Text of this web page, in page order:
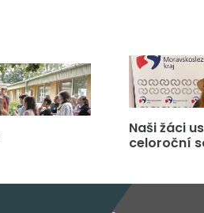
Naši žáci
celoroční